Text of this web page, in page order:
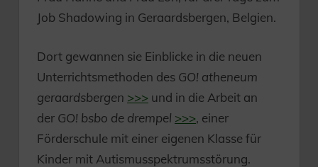
Job Shadowing in Geraardsbergen, Belgien.
Dort gewannen sie Einblicke in die neuen
Unterrichtsmethoden des GO! atheneum
geraardsbergen >>> und in die Arbeit an
der GO! bsbo de drempel >>>, einer
Förderschule mit einer eigenen Klasse für
Kinder mit Autismusspektrumsstörung.